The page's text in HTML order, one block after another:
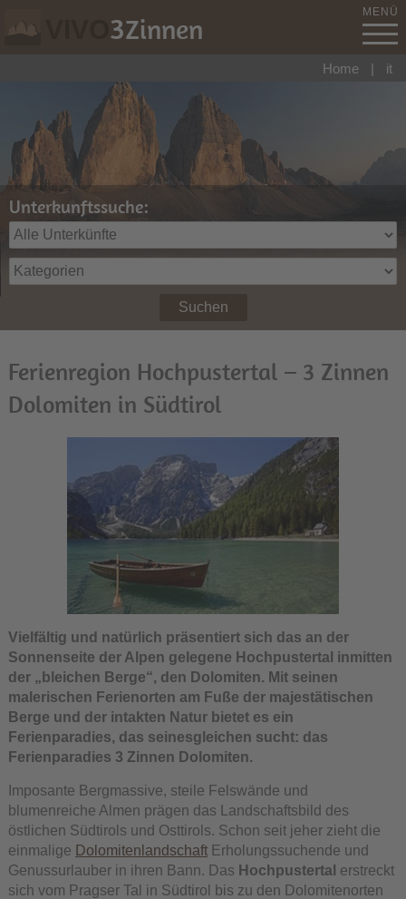
3Zinnen MENÜ
Unterkunftssuche:
Suchen
Home | it
Ferienregion Hochpustertal – 3 Zinnen
Dolomiten in Südtirol
Vielfältig und natürlich präsentiert sich das an der
Sonnenseite der Alpen gelegene Hochpustertal inmitten
der „bleichen Berge“, den Dolomiten. Mit seinen
malerischen Ferienorten am Fuße der majestätischen
Berge und der intakten Natur bietet es ein
Ferienparadies, das seinesgleichen sucht: das
Ferienparadies 3 Zinnen Dolomiten.
Imposante Bergmassive, steile Felswände und
blumenreiche Almen prägen das Landschaftsbild des
östlichen Südtirols und Osttirols. Schon seit jeher zieht die
einmalige DolomitenlandschaftErholungssuchende und
Genussurlauber in ihren Bann. Das Hochpustertal erstreckt
sich vom Pragser Tal in Südtirol bis zu den Dolomitenorten